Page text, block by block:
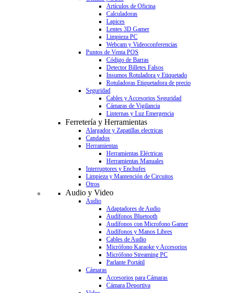
Artículos de Oficina
Calculadoras
Lapices
Lentes 3D Gamer
Limpieza PC
Webcam y Videoconferencias
Puntos de Venta POS
Código de Barras
Detector Billetes Falsos
Insumos Rotuladora y Etiquetado
Rotuladoras Etiquetadora de precio
Seguridad
Cables y Accesorios Seguridad
Cámaras de Vigilancia
Linternas y Luz Emergencia
Ferretería y Herramientas
Alargador y Zapatillas electricas
Candados
Herramientas
Herramientas Eléctricas
Herramientas Manuales
Interruptores y Enchufes
Limpieza y Mantención de Circuitos
Otros
Audio y Video
Audio
Adaptadores de Audio
Audífonos Bluetooth
Audífonos con Microfono Gamer
Audífonos y Manos Libres
Cables de Audio
Micrófono Karaoke y Accesorios
Micrófono Streaming PC
Parlante Portátil
Cámaras
Accesorios para Cámaras
Cámara Deportiva